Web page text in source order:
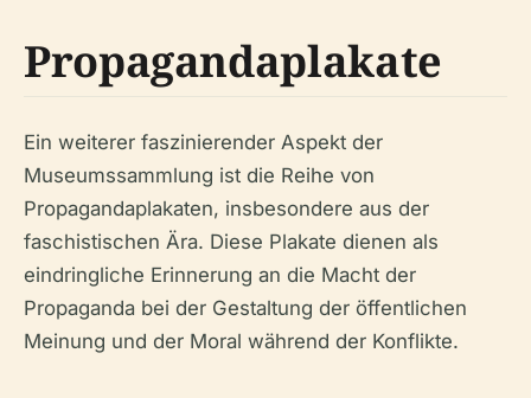
Propagandaplakate
Ein weiterer faszinierender Aspekt der
Museumssammlung ist die Reihe von
Propagandaplakaten, insbesondere aus der
faschistischen Ära. Diese Plakate dienen als
eindringliche Erinnerung an die Macht der
Propaganda bei der Gestaltung der öffentlichen
Meinung und der Moral während der Konflikte.